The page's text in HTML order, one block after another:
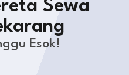
Sewa
Esok!